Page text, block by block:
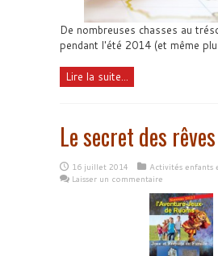
De nombreuses chasses au
pendant l'été 2014 (et même
Lire la suite...
Le secret des
16 juillet 2014
Activités enfants
Laisser un commentaire